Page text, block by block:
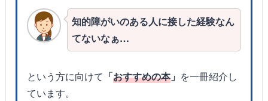
知的障がいのある人に接した経験なん
てないなぁ…
という方に向けて 「おすすめの本」 を一冊紹介し
ています。